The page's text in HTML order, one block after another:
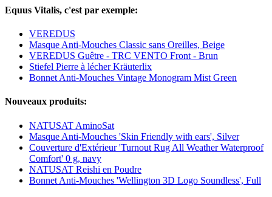
Equus Vitalis, c'est par exemple:
VEREDUS
Masque Anti-Mouches Classic sans Oreilles, Beige
VEREDUS Guêtre - TRC VENTO Front - Brun
Stiefel Pierre à lécher Kräuterlix
Bonnet Anti-Mouches Vintage Monogram Mist Green
Nouveaux produits:
NATUSAT AminoSat
Masque Anti-Mouches 'Skin Friendly with ears', Silver
Couverture d'Extérieur 'Turnout Rug All Weather Waterproof
Comfort' 0 g, navy
NATUSAT Reishi en Poudre
Bonnet Anti-Mouches 'Wellington 3D Logo Soundless', Full